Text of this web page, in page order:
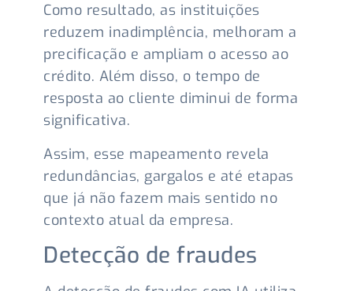
Como resultado, as instituições
reduzem inadimplência, melhoram a
precificação e ampliam o acesso ao
crédito. Além disso, o tempo de
resposta ao cliente diminui de forma
significativa.
Assim, esse mapeamento revela
redundâncias, gargalos e até etapas
que já não fazem mais sentido no
contexto atual da empresa.
Detecção de fraudes